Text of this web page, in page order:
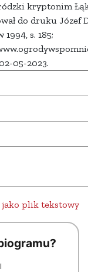
kryptonim
do druku Józef
1994, s. 185;
05-2023.
jako plik tekstowy